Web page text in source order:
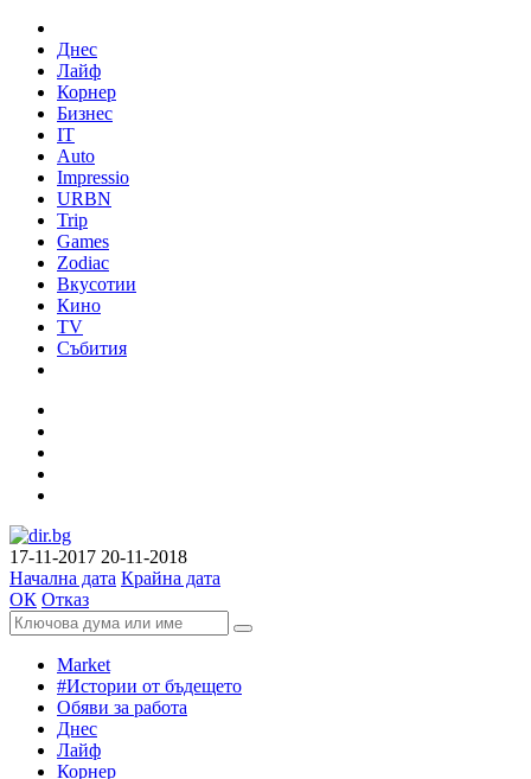
Днес
Лайф
Корнер
Бизнес
IT
Auto
Impressio
URBN
Trip
Games
Zodiac
Вкусотии
Кино
TV
Събития
17-11-2017 20-11-2018
Начална дата Крайна дата
ОК Отказ
Market
#Истории от бъдещето
Обяви за работа
Днес
Лайф
Корнер